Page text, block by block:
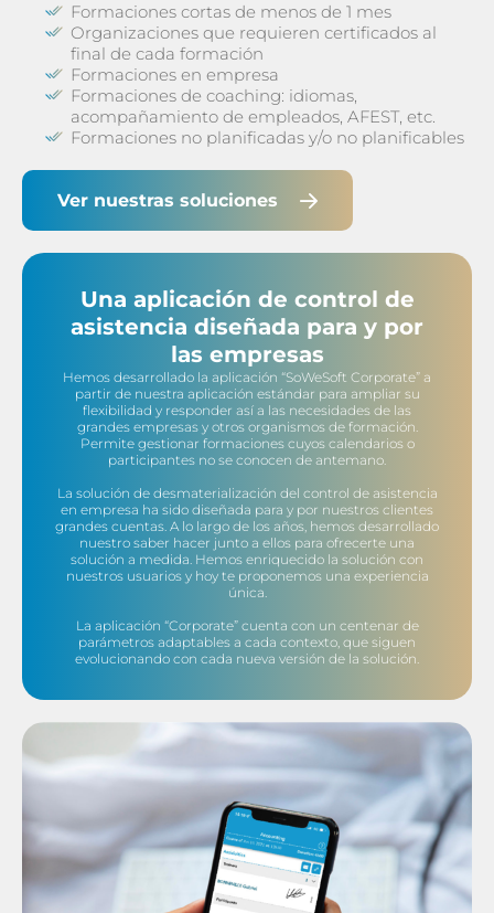
Formaciones cortas de menos de 1 mes
Organizaciones que requieren certificados al
final de cada formación
Formaciones en empresa
Formaciones de coaching: idiomas,
acompañamiento de empleados, AFEST, etc.
Formaciones no planificadas y/o no planificables
Ver nuestras soluciones
Una aplicación de control de
asistencia diseñada para y por
las empresas
Hemos desarrollado la aplicación “SoWeSoft Corporate” a
partir de nuestra aplicación estándar para ampliar su
flexibilidad y responder así a las necesidades de las
grandes empresas y otros organismos de formación.
Permite gestionar formaciones cuyos calendarios o
participantes no se conocen de antemano.
La solución de desmaterialización del control de asistencia
en empresa ha sido diseñada para y por nuestros clientes
grandes cuentas. A lo largo de los años, hemos desarrollado
nuestro saber hacer junto a ellos para ofrecerte una
solución a medida. Hemos enriquecido la solución con
nuestros usuarios y hoy te proponemos una experiencia
única.
La aplicación “Corporate” cuenta con un centenar de
parámetros adaptables a cada contexto, que siguen
evolucionando con cada nueva versión de la solución.